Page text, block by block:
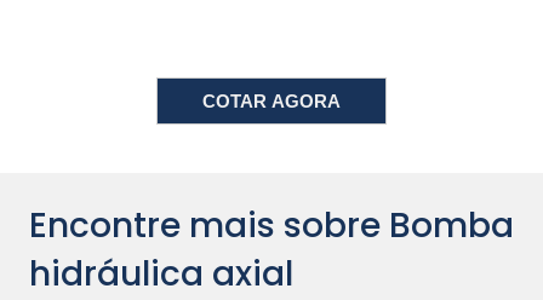
nesse aspecto, pois são projetadas para
minimizar o consumo de energia. Isso significa
que, ao utilizar esses equipamentos, sua
práticas mais sustentáveis.
Além disso, a durabilidade das
COTAR AGORA
Encontre mais sobre Bomba
hidráulica axial